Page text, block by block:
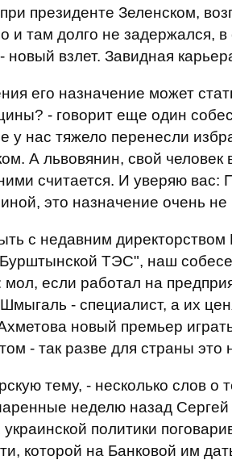
президенте Зеленском,
и там долго не задержался,
взлет. Завидная
его назначение может
- говорит еще один
нас тяжело перенесли
А львовянин, свой человек
считается. И уверяю вас:
это назначение очень не
с недавним
ТЭС", наш
если работал на
- специалист, а их
новый премьер
- так разве для страны это
тему, - несколько слов о
неделю назад Сергей
политики
которой на Банковой им